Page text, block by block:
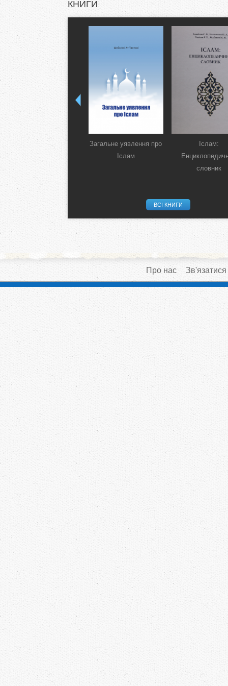
КНИГИ
Загальне уявлення про
Іслам
Іслам:
словник
ВСІ КНИГИ
Про нас